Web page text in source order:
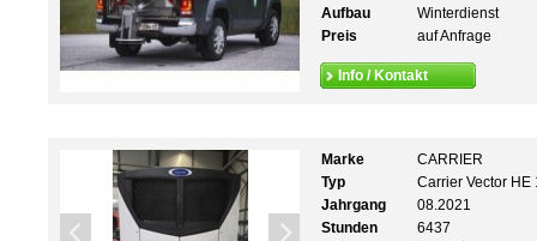
Aufbau
Winterdienst
Preis
auf Anfrage
Info / Kontakt
Marke
CARRIER
Typ
Carrier Vector HE
Jahrgang
08.2021
Stunden
6437